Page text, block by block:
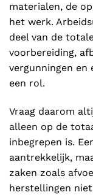
materialen, de
het werk.
deel van de
voorbereiding,
vergunningen en
een rol.
Vraag daarom
alleen op de
inbegrepen is.
aantrekkelijk,
zaken zoals
herstellingen